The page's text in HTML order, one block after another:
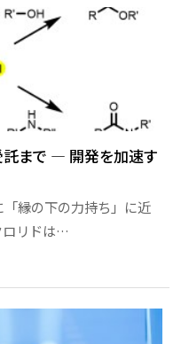
託まで ― 開発を加速す
縁の下の力持ち」に近
ロリドは…